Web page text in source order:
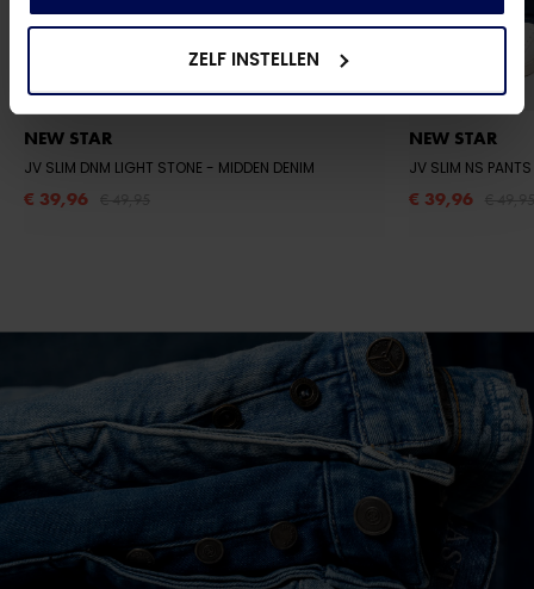
ZELF INSTELLEN
NEW STAR
JV SLIM DNM LIGHT STONE - MIDDEN DENIM
€ 39,96
NEW STAR
€ 39,96